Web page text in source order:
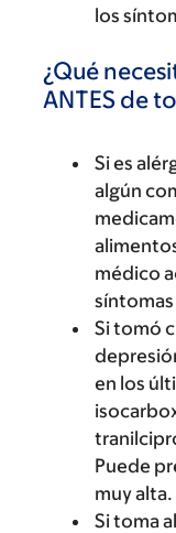
los
¿Qué
ANTES de
Si es
algún
médico
Si tomó
en los
Puede
muy alta.
Si toma